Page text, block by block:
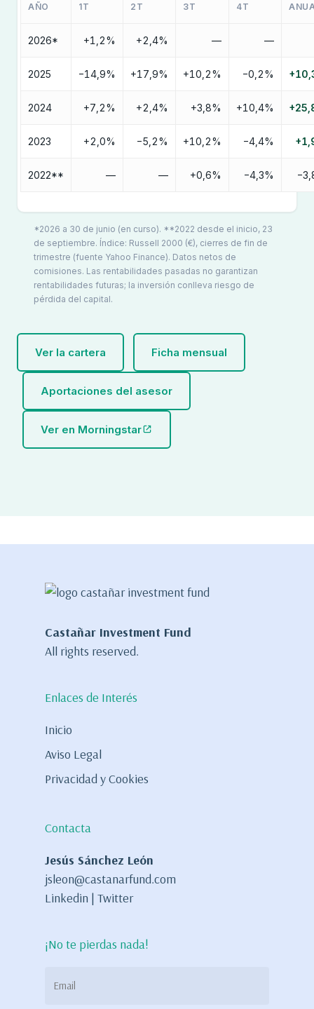
AÑO 1T 2T 3T 4T
2026* +1,2% +2,4% — —
2025 −14,9% +17,9% +10,2% −0,2%
2024 +7,2% +2,4% +3,8% +10,4%
2023 +2,0% −5,2% +10,2% −4,4%
2022** — — +0,6% −4,3%
*2026 a 30 de junio (en curso). **2022 desde el inicio, 23
de septiembre. Índice: Russell 2000 (€), cierres de fin de
trimestre (fuente Yahoo Finance). Datos netos de
comisiones. Las rentabilidades pasadas no garantizan
rentabilidades futuras; la inversión conlleva riesgo de
pérdida del capital.
Ver la cartera Ficha mensual
Aportaciones del asesor
Ver en Morningstar
Castañar Investment Fund
All rights reserved.
Enlaces de Interés
Inicio
Aviso Legal
Privacidad y Cookies
Contacta
Jesús Sánchez León
jsleon@castanarfund.com
Linkedin | Twitter
¡No te pierdas nada!